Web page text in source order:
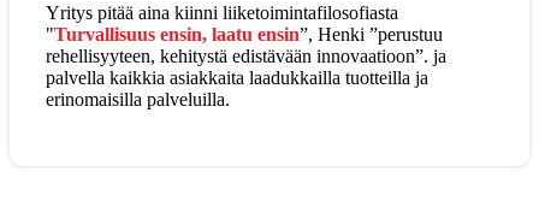
Yritys pitää aina kiinni liiketoimintafilosofiasta
"Turvallisuus ensin, laatu ensin”, Henki ”perustuu
rehellisyyteen, kehitystä edistävään innovaatioon”. ja
palvella kaikkia asiakkaita laadukkailla tuotteilla ja
erinomaisilla palveluilla.